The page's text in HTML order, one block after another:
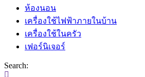
ห้องนอน
เครื่องใช้ไฟฟ้าภายในบ้าน
เครื่องใช้ในครัว
เฟอร์นิเจอร์
Search: